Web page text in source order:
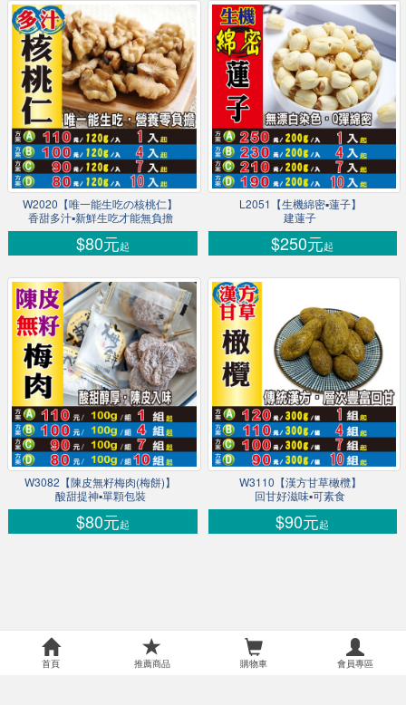
W2020【唯一能生吃の核桃仁】
香甜多汁▪新鮮生吃才能無負擔
$80元起
L2051【生機綿密▪蓮子】
建蓮子
$250元起
W3082【陳皮無籽梅肉(梅餅)】
酸甜提神▪單顆包裝
$80元起
W3110【漢方甘草橄欖】
回甘好滋味▪可素食
$90元起
首頁 推薦商品 購物車 會員專區